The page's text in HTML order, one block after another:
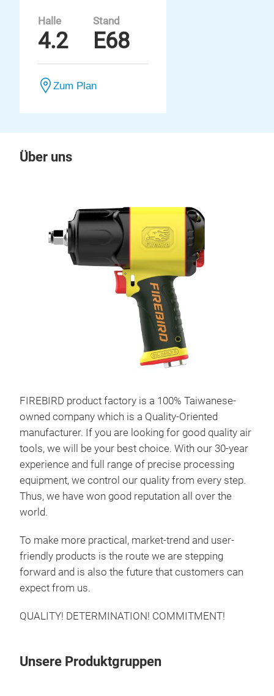
Halle
4.2
Stand
E68
Zum Plan
Über uns
FIREBIRD product factory is a 100% Taiwanese-
owned company which is a Quality-Oriented
manufacturer. If you are looking for good quality air
tools, we will be your best choice. With our 30-year
experience and full range of precise processing
equipment, we control our quality from every step.
Thus, we have won good reputation all over the
world.
To make more practical, market-trend and user-
friendly products is the route we are stepping
forward and is also the future that customers can
expect from us.
QUALITY! DETERMINATION! COMMITMENT!
Unsere Produktgruppen